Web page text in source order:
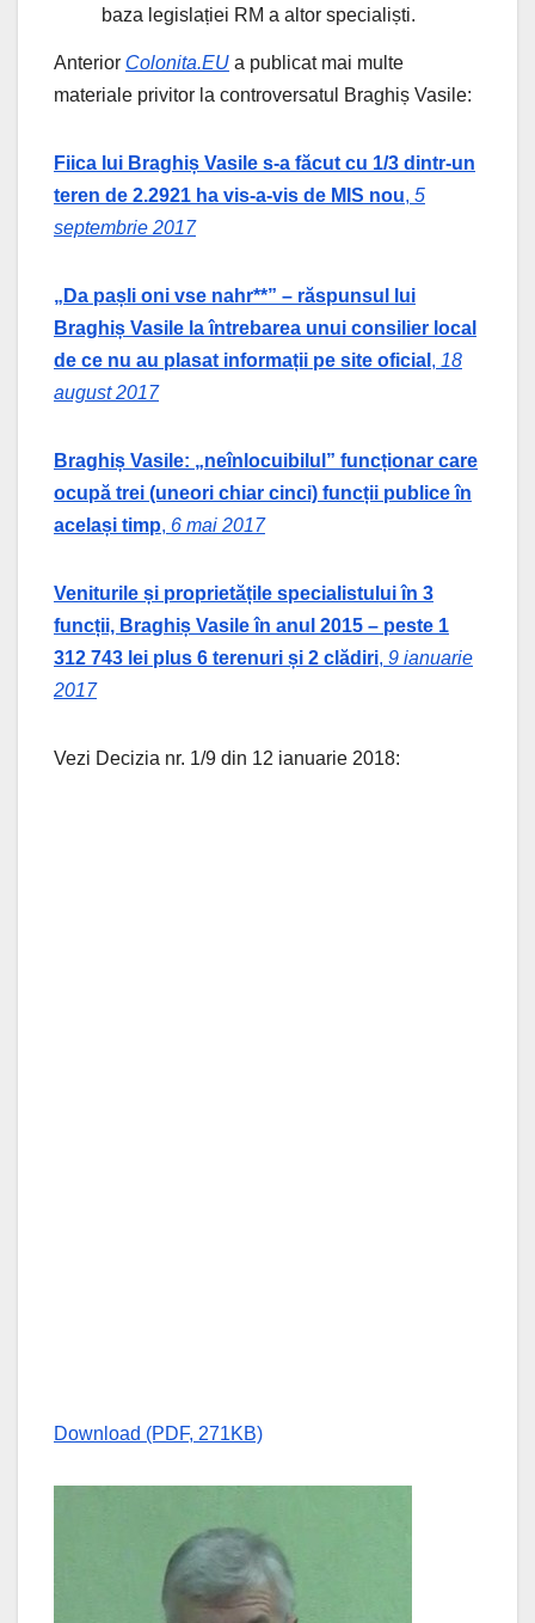
baza legislației RM a altor specialiști.
Anterior Colonita.EU a publicat mai multe
materiale privitor la controversatul Braghiș Vasile:
Fiica lui Braghiș Vasile s-a făcut cu 1/3 dintr-un
teren de 2.2921 ha vis-a-vis de MIS nou, 5
septembrie 2017
„Da pașli oni vse nahr**” – răspunsul lui
Braghiș Vasile la întrebarea unui consilier local
de ce nu au plasat informații pe site oficial , 18
august 2017
Braghiș Vasile: „neînlocuibilul” funcționar care
ocupă trei (uneori chiar cinci) funcții publice în
același timp, 6 mai 2017
Veniturile și proprietățile specialistului în 3
funcții, Braghiș Vasile în anul 2015 – peste 1
312 743 lei plus 6 terenuri și 2 clădiri, 9 ianuarie
2017
Vezi Decizia nr. 1/9 din 12 ianuarie 2018:
Download (PDF, 271KB)